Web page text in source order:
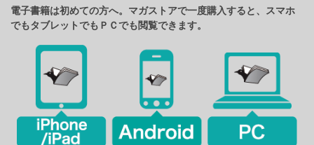
電子書籍は初めての方へ。マガストアで一度購入すると、スマホ
でもタブレットでもＰＣでも閲覧できます。